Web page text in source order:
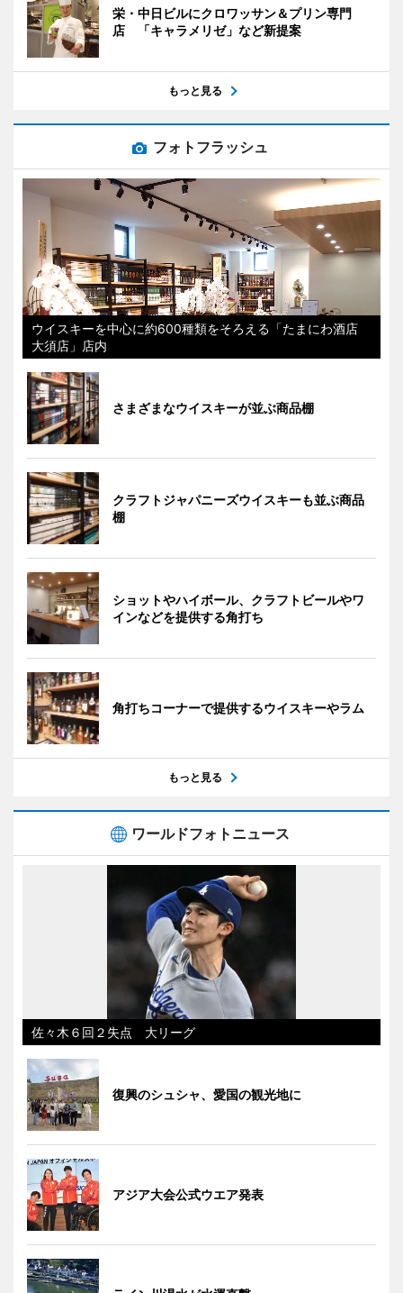
栄・中日ビルにクロワッサン＆プリン専門
店 「キャラメリゼ」など新提案
もっと見る
フォトフラッシュ
ウイスキーを中心に約600種類をそろえる「たまにわ酒店
大須店」店内
さまざまなウイスキーが並ぶ商品棚
クラフトジャパニーズウイスキーも並ぶ商品
棚
ショットやハイボール、クラフトビールやワ
インなどを提供する角打ち
角打ちコーナーで提供するウイスキーやラム
もっと見る
ワールドフォトニュース
佐々木６回２失点 大リーグ
復興のシュシャ、愛国の観光地に
アジア大会公式ウエア発表